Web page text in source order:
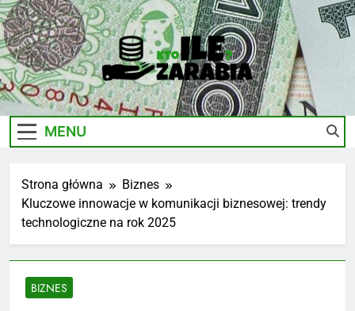
Skip
to
content
Ile-
Zarabia.edu.pl
Zarobki Gwiazd, Ciekawostki I Biznes
MENU
Strona główna
Biznes
Kluczowe innowacje w komunikacji biznesowej: trendy
technologiczne na rok 2025
BIZNES